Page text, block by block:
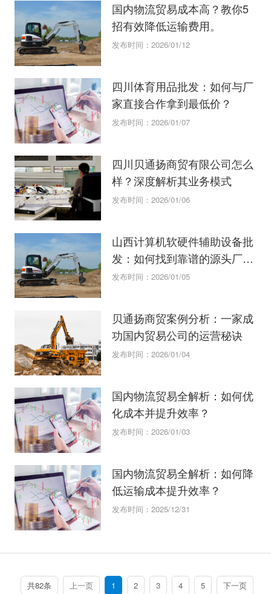
国内物流贸易成本高？教你5
招有效降低运输费用。
发布时间：2026/01/12
四川体育用品批发：如何与厂
家直接合作拿到最低价？
发布时间：2026/01/07
四川贝通扬商贸有限公司怎么
样？深度解析其业务模式
发布时间：2026/01/06
山西计算机软硬件辅助设备批
发：如何找到靠谱的源头厂
家？
发布时间：2026/01/05
贝通扬商贸案例分析：一家成
功国内贸易公司的运营秘诀
发布时间：2026/01/04
国内物流贸易全解析：如何优
化成本并提升效率？
发布时间：2026/01/03
国内物流贸易全解析：如何降
低运输成本提升效率？
发布时间：2025/12/31
共82条 上一页 1 2 3 4 5 下一页